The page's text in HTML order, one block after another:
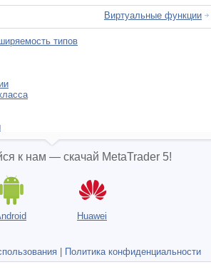
Виртуальные функции
типов
к нам — скачай MetaTrader 5!
Huawei
| Политика конфиденциальности
и защиты данных